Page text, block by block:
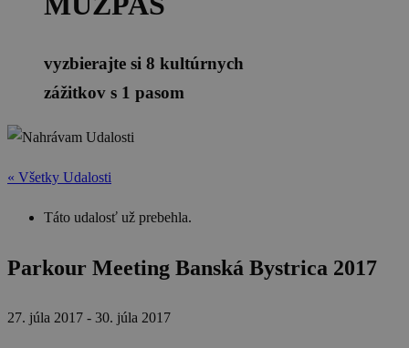
vyzbierajte si 8 kultúrnych
zážitkov s 1 pasom
« Všetky Udalosti
Táto udalosť už prebehla.
Parkour Meeting Banská Bystrica 2017
27. júla 2017 - 30. júla 2017